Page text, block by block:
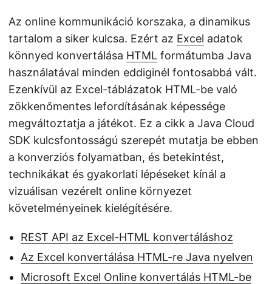
Az online kommunikáció korszaka, a dinamikus
tartalom a siker kulcsa. Ezért az Excel adatok
könnyed konvertálása HTML formátumba Java
használatával minden eddiginél fontosabbá vált.
Ezenkívül az Excel-táblázatok HTML-be való
zökkenőmentes lefordításának képessége
megváltoztatja a játékot. Ez a cikk a Java Cloud
SDK kulcsfontosságú szerepét mutatja be ebben
a konverziós folyamatban, és betekintést,
technikákat és gyakorlati lépéseket kínál a
vizuálisan vezérelt online környezet
követelményeinek kielégítésére.
REST API az Excel-HTML konvertáláshoz
Az Excel konvertálása HTML-re Java nyelven
Microsoft Excel Online konvertálás HTML-be